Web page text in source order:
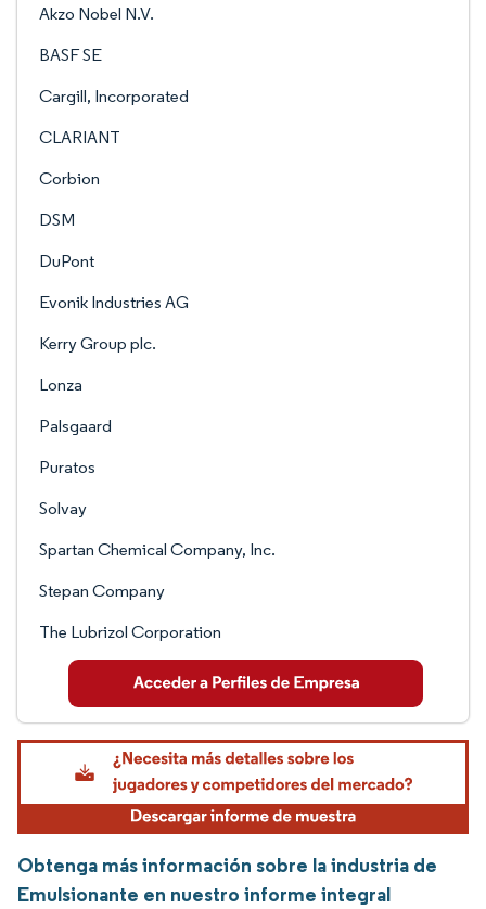
Akzo Nobel N.V.
BASF SE
Cargill, Incorporated
CLARIANT
Corbion
DSM
DuPont
Evonik Industries AG
Kerry Group plc.
Lonza
Palsgaard
Puratos
Solvay
Spartan Chemical Company, Inc.
Stepan Company
The Lubrizol Corporation
Obtenga más información sobre la industria de
Emulsionante en nuestro informe integral